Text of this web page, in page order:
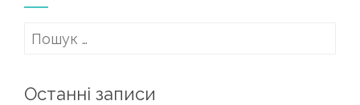
Пошук:
Останні записи